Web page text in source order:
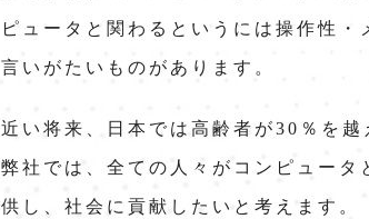
ピュータと関わるというには操作性
言いがたいものがあります。
近い将来、日本では高齢者が30％を越
弊社では、全ての人々がコンピュータ
供し、社会に貢献したいと考えます。